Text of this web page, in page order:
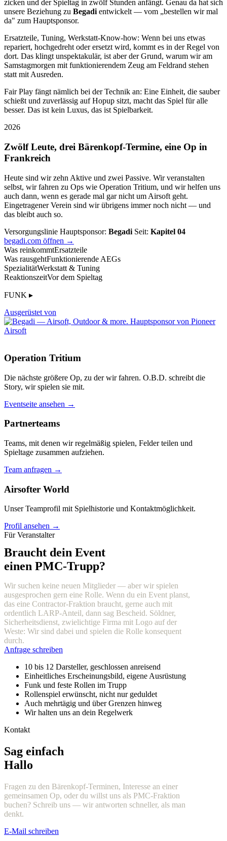
zicken und der Spieltag in zwölf Stunden anfängt. Genau da hat sich
unsere Beziehung zu Begadientwickelt — vom „bestellen wir mal
da" zum Hauptsponsor.
Ersatzteile, Tuning, Werkstatt-Know-how: Wenn bei uns etwas
repariert, hochgedreht oder ersetzt wird, kommt es in der Regel von
dort. Das klingt unspektakulär, ist aber der Grund, warum wir am
Samstagmorgen mit funktionierendem Zeug am Feldrand stehen
statt mit Ausreden.
Fair Play fängt nämlich bei der Technik an: Eine Einheit, die sauber
schießt und zuverlässig auf Hopup sitzt, macht das Spiel für alle
besser. Das ist kein Luxus, das ist Spielbarkeit.
2026
Zwölf Leute, drei Bärenkopf-Termine, eine Op in
Frankreich
Heute sind wir zehn Aktive und zwei Passive. Wir veranstalten
selbst, wir fahren zu Ops wie Operation Tritium, und wir helfen uns
auch dann, wenn es gerade mal gar nicht um Airsoft geht.
Eingetragener Verein sind wir übrigens immer noch nicht — und
das bleibt auch so.
Versorgungslinie Hauptsponsor: Begadi Seit: Kapitel 04
begadi.com öffnen →
Was reinkommtErsatzteile
Was rausgehtFunktionierende AEGs
SpezialitätWerkstatt & Tuning
ReaktionszeitVor dem Spieltag
FUNK ▸
Ausgerüstet von
Operation Tritium
Die nächste größere Op, zu der wir fahren. O.B.D. schreibt die
Story, wir spielen sie mit.
Eventseite ansehen →
Partnerteams
Teams, mit denen wir regelmäßig spielen, Felder teilen und
Spieltage zusammen aufziehen.
Team anfragen →
Airsofter World
Unser Teamprofil mit Spielhistorie und Kontaktmöglichkeit.
Profil ansehen →
Für Veranstalter
Braucht dein Event
einen PMC-Trupp?
Wir suchen keine neuen Mitglieder — aber wir spielen
ausgesprochen gern eine Rolle. Wenn du ein Event planst,
das eine Contractor-Fraktion braucht, gerne auch mit
ordentlich LARP-Anteil, dann sag Bescheid. Söldner,
Sicherheitsdienst, zwielichtige Firma mit Logo auf der
Weste: Wir sind dabei und spielen die Rolle konsequent
durch.
Anfrage schreiben
10 bis 12 Darsteller, geschlossen anreisend
Einheitliches Erscheinungsbild, eigene Ausrüstung
Funk und feste Rollen im Trupp
Rollenspiel erwünscht, nicht nur geduldet
Auch mehrtägig und über Grenzen hinweg
Wir halten uns an dein Regelwerk
Kontakt
Sag einfach
Hallo
Fragen zu den Bärenkopf-Terminen, Interesse an einer
gemeinsamen Op, oder du willst uns als PMC-Fraktion
buchen? Schreib uns — wir antworten schneller, als man
denkt.
E-Mail schreiben